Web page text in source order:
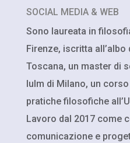
SOCIAL MEDIA & WEB
Sono laureata in
Firenze, iscritta
Toscana, un master di
Iulm di Milano, un
pratiche filosofiche
Lavoro dal 2017 come
comunicazione e